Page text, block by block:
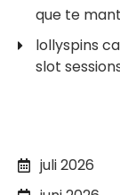
que te
lollyspins
slot
juli 2026